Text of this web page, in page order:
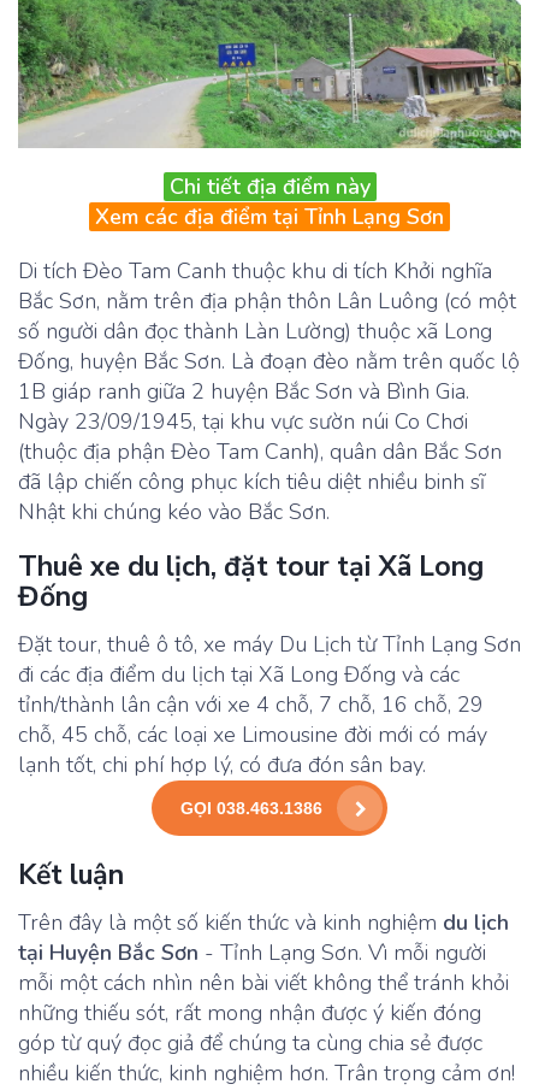
Chi tiết địa điểm này
Xem các địa điểm tại Tỉnh Lạng Sơn
Di tích Đèo Tam Canh thuộc khu di tích Khởi nghĩa
Bắc Sơn, nằm trên địa phận thôn Lân Luông (có một
số người dân đọc thành Làn Lường) thuộc xã Long
Đống, huyện Bắc Sơn. Là đoạn đèo nằm trên quốc lộ
1B giáp ranh giữa 2 huyện Bắc Sơn và Bình Gia.
Ngày 23/09/1945, tại khu vực sườn núi Co Chơi
(thuộc địa phận Đèo Tam Canh), quân dân Bắc Sơn
đã lập chiến công phục kích tiêu diệt nhiều binh sĩ
Nhật khi chúng kéo vào Bắc Sơn.
Thuê xe du lịch, đặt tour tại Xã Long
Đống
Đặt tour, thuê ô tô, xe máy Du Lịch từ Tỉnh Lạng Sơn
đi các địa điểm du lịch tại Xã Long Đống và các
tỉnh/thành lân cận với xe 4 chỗ, 7 chỗ, 16 chỗ, 29
chỗ, 45 chỗ, các loại xe Limousine đời mới có máy
lạnh tốt, chi phí hợp lý, có đưa đón sân bay.
GỌI 038.463.1386
Kết luận
Trên đây là một số kiến thức và kinh nghiệm du lịch
tại Huyện Bắc Sơn - Tỉnh Lạng Sơn. Vì mỗi người
mỗi một cách nhìn nên bài viết không thể tránh khỏi
những thiếu sót, rất mong nhận được ý kiến đóng
góp từ quý đọc giả để chúng ta cùng chia sẻ được
nhiều kiến thức, kinh nghiệm hơn. Trân trọng cảm ơn!